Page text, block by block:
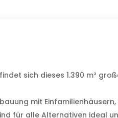
sich dieses 1.390 m²
mit Einfamilienhäusern,
für alle Alternativen ideal